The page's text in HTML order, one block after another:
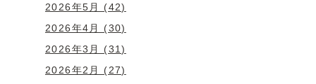
2026年5月 (42)
2026年4月 (30)
2026年3月 (31)
2026年2月 (27)